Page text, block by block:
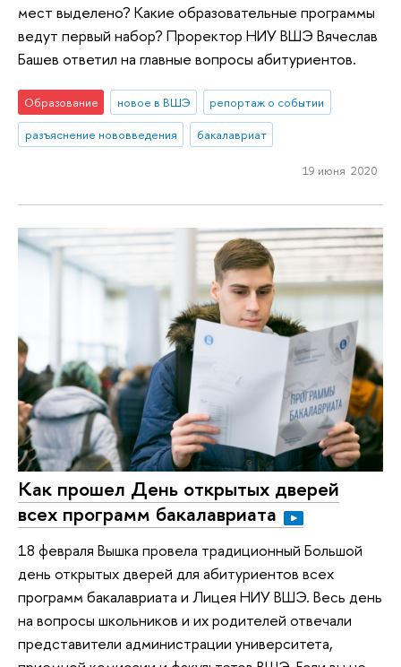
мест выделено? Какие образовательные программы
ведут первый набор? Проректор НИУ ВШЭ Вячеслав
Башев ответил на главные вопросы абитуриентов.
Образование новое в ВШЭ
репортаж о событии
разъяснение нововведения
бакалавриат
19 июня 2020
Как прошел День открытых дверей
всех программ бакалавриата
18 февраля Вышка провела традиционный Большой
день открытых дверей для абитуриентов всех
программ бакалавриата и Лицея НИУ ВШЭ. Весь день
на вопросы школьников и их родителей отвечали
представители администрации университета,